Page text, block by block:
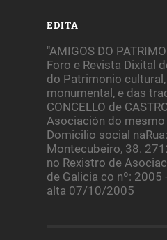
EDITA
"AMIGOS DO
Foro e Revista Dixital
do Patrimonio
monumental, e das
CONCELLO de
Asociación do
Domicilio social
Montecubeiro, 38.
no Rexistro de
de Galicia co nº:
alta 07/10/2005